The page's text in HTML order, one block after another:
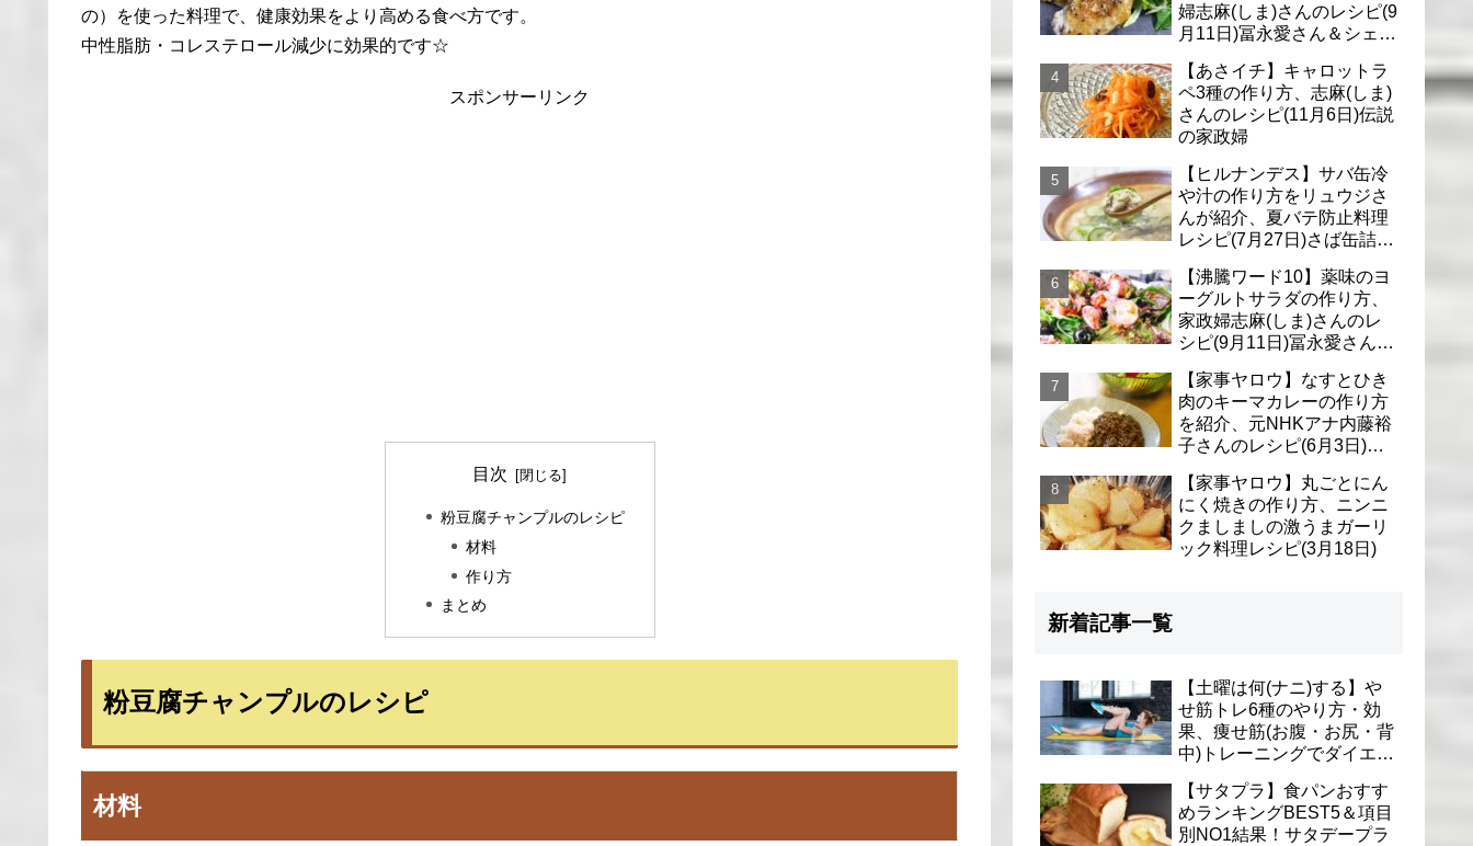
の）を使った料理で、健康効果をより高める食べ方です。
中性脂肪・コレステロール減少に効果的です☆
スポンサーリンク
目次
粉豆腐チャンプルのレシピ
材料
作り方
まとめ
粉豆腐チャンプルのレシピ
材料
婦志麻(しま)さんのレシピ(9
月11日)冨永愛さん＆シェリ
【あさイチ】キャロットラ
ペ3種の作り方、志麻(しま)
さんのレシピ(11月6日)伝説
の家政婦
【ヒルナンデス】サバ缶冷
や汁の作り方をリュウジさ
んが紹介、夏バテ防止料理
レシピ(7月27日)さば缶詰で
【沸騰ワード10】薬味のヨ
ーグルトサラダの作り方、
家政婦志麻(しま)さんのレ
シピ(9月11日)冨永愛さん＆
【家事ヤロウ】なすとひき
肉のキーマカレーの作り方
を紹介、元NHKアナ内藤裕
子さんのレシピ(6月3日)リ
【家事ヤロウ】丸ごとにん
にく焼きの作り方、ニンニ
クましましの激うまガーリ
ック料理レシピ(3月18日)
新着記事一覧
【土曜は何(ナニ)する】や
せ筋トレ6種のやり方・効
果、痩せ筋(お腹・お尻・背
中)トレーニングでダイエッ
【サタプラ】食パンおすす
めランキングBEST5＆項目
別NO1結果！サタデープラ